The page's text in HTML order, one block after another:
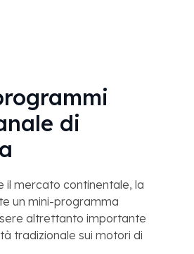
di
il mercato continentale, la
un mini-programma
altrettanto importante
tradizionale sui motori di